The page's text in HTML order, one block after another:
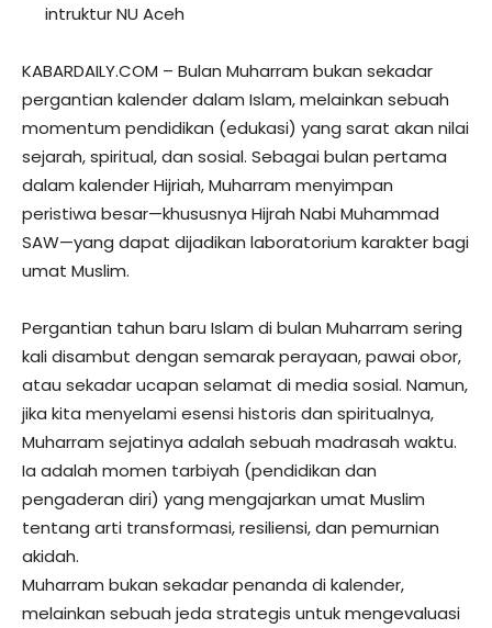
intruktur NU Aceh
KABARDAILY.COM – Bulan Muharram bukan sekadar
pergantian kalender dalam Islam, melainkan sebuah
momentum pendidikan (edukasi) yang sarat akan nilai
sejarah, spiritual, dan sosial. Sebagai bulan pertama
dalam kalender Hijriah, Muharram menyimpan
peristiwa besar—khususnya Hijrah Nabi Muhammad
SAW—yang dapat dijadikan laboratorium karakter bagi
umat Muslim.
​Pergantian tahun baru Islam di bulan Muharram sering
kali disambut dengan semarak perayaan, pawai obor,
atau sekadar ucapan selamat di media sosial. Namun,
jika kita menyelami esensi historis dan spiritualnya,
Muharram sejatinya adalah sebuah madrasah waktu.
Ia adalah momen tarbiyah (pendidikan dan
pengaderan diri) yang mengajarkan umat Muslim
tentang arti transformasi, resiliensi, dan pemurnian
akidah.
​Muharram bukan sekadar penanda di kalender,
melainkan sebuah jeda strategis untuk mengevaluasi